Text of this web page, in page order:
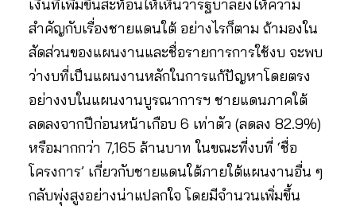
เงินที่เพิ่มขึ้นสะท้อนให้เห็นว่ารัฐบาลยังให้ความ
สำคัญกับเรื่องชายแดนใต้ อย่างไรก็ตาม ถ้ามองใน
สัดส่วนของแผนงานและชื่อรายการการใช้งบ จะพบ
ว่างบที่เป็นแผนงานหลักในการแก้ปัญหาโดยตรง
อย่างงบในแผนงานบูรณาการฯ ชายแดนภาคใต้
ลดลงจากปีก่อนหน้าเกือบ 6 เท่าตัว (ลดลง 82.9%)
หรือมากกว่า 7,165 ล้านบาท ในขณะที่งบที่ ‘ชื่อ
โครงการ’ เกี่ยวกับชายแดนใต้ภายใต้แผนงานอื่น ๆ
กลับพุ่งสูงอย่างน่าแปลกใจ โดยมีจำนวนเพิ่มขึ้น